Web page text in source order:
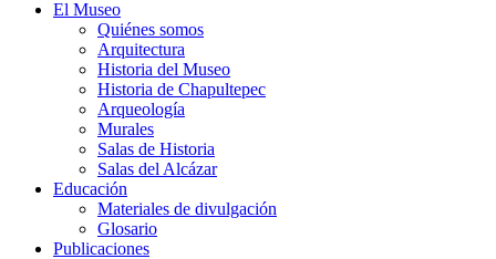
El Museo
Quiénes somos
Arquitectura
Historia del Museo
Historia de Chapultepec
Arqueología
Murales
Salas de Historia
Salas del Alcázar
Educación
Materiales de divulgación
Glosario
Publicaciones